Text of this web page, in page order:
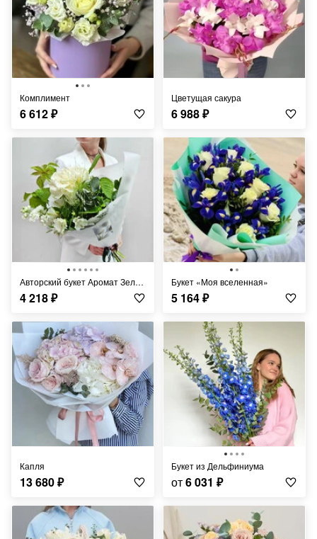
Комплимент
6 612₽
Цветущая сакура
6 988₽
Авторский букет Аромат Зелёного лета
4 218₽
Букет «Моя вселенная»
5 164₽
Капля
13 680₽
Букет из Дельфиниума
от6 031 ₽